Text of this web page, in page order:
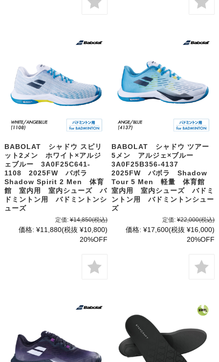
BABOLAT シャドウ スピリ
ット2メン ホワイト×アルジ
ェブルー 3A0F25C641-
1108 2025FW バボラ
Shadow Spirit 2 Men 体育
館 室内用 室内シューズ バ
ドミントン用 バドミントンシ
ューズ
定価: ¥14,850(税込)
価格: ¥11,880(税抜 ¥10,800)
20%OFF
BABOLAT シャドウ ツアー
5メン アルジェ×ブルー
3A0F25B356-4137
2025FW バボラ Shadow
Tour 5 Men 軽量 体育館
室内用 室内シューズ バドミ
ントン用 バドミントンシュー
ズ
定価: ¥22,000(税込)
価格: ¥17,600(税抜 ¥16,000)
20%OFF